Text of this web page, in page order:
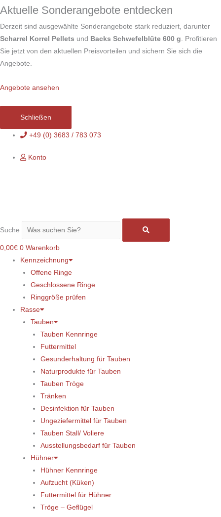
Aktuelle Sonderangebote entdecken
Derzeit sind ausgewählte Sonderangebote stark reduziert, darunter
Scharrel Korrel Pellets und Backs Schwefelblüte 600 g. Profitieren
Sie jetzt von den aktuellen Preisvorteilen und sichern Sie sich die
Angebote.
Angebote ansehen
Schließen
Zum
springen
+49 (0) 3683 / 783 073
Konto
Suche
0,00€ 0 Warenkorb
Kennzeichnung
Offene Ringe
Geschlossene Ringe
Ringgröße prüfen
Rasse
Tauben
Tauben Kennringe
Futtermittel
Gesunderhaltung für Tauben
Naturprodukte für Tauben
Tauben Tröge
Tränken
Desinfektion für Tauben
Ungeziefermittel für Tauben
Tauben Stall/ Voliere
Ausstellungsbedarf für Tauben
Hühner
Hühner Kennringe
Aufzucht (Küken)
Futtermittel für Hühner
Tröge – Geflügel